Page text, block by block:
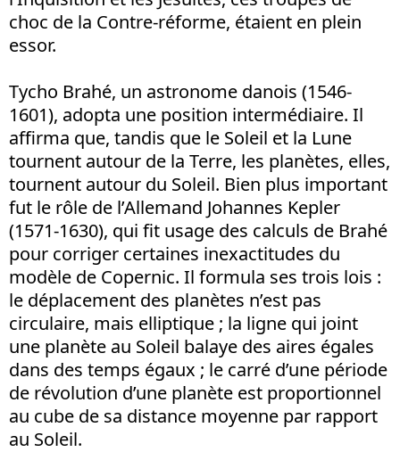
choc de la Contre-réforme, étaient en plein
essor.
Tycho Brahé, un astronome danois (1546-
1601), adopta une position intermédiaire. Il
affirma que, tandis que le Soleil et la Lune
tournent autour de la Terre, les planètes, elles,
tournent autour du Soleil. Bien plus important
fut le rôle de l’Allemand Johannes Kepler
(1571-1630), qui fit usage des calculs de Brahé
pour corriger certaines inexactitudes du
modèle de Copernic. Il formula ses trois lois :
le déplacement des planètes n’est pas
circulaire, mais elliptique ; la ligne qui joint
une planète au Soleil balaye des aires égales
dans des temps égaux ; le carré d’une période
de révolution d’une planète est proportionnel
au cube de sa distance moyenne par rapport
au Soleil.